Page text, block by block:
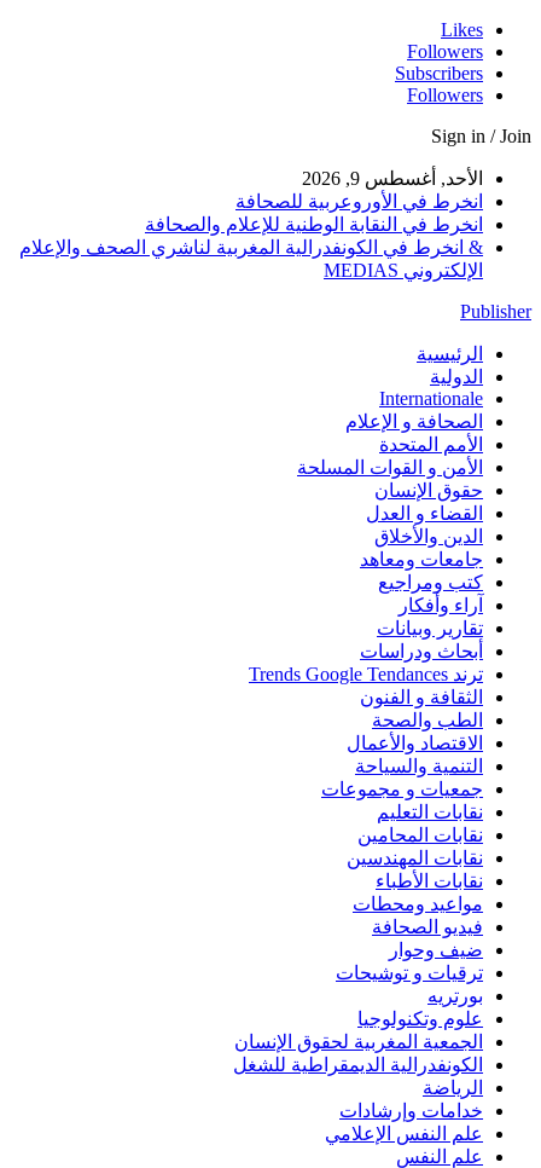
Likes
Followers
Subscribers
Followers
Sign in / Join
الأحد, أغسطس 9, 2026
انخرط في الأوروعربية للصحافة
انخرط في النقابة الوطنية للإعلام والصحافة
& انخرط في الكونفدرالية المغربية لناشري الصحف والإعلام
الإلكتروني MEDIAS
Publisher
الرئيسية
الدولية
Internationale
الصحافة و الإعلام
الأمم المتحدة
الأمن و القوات المسلحة
حقوق الإنسان
القضاء و العدل
الدين والأخلاق
جامعات ومعاهد
كتب ومراجيع
آراء وأفكار
تقارير وبيانات
أبحاث ودراسات
ترند Trends Google Tendances
الثقافة و الفنون
الطب والصحة
الاقتصاد والأعمال
التنمية والسياحة
جمعيات و مجموعات
نقابات التعليم
نقابات المحامين
نقابات المهندسين
نقابات الأطباء
مواعيد ومحطات
فيديو الصحافة
ضيف وحوار
ترقيات و توشيحات
بورتريه
علوم وتكنولوجيا
الجمعية المغربية لحقوق الإنسان
الكونفدرالية الديمقراطية للشغل
الرياضة
خدامات وإرشادات
علم النفس الإعلامي
علم النفس